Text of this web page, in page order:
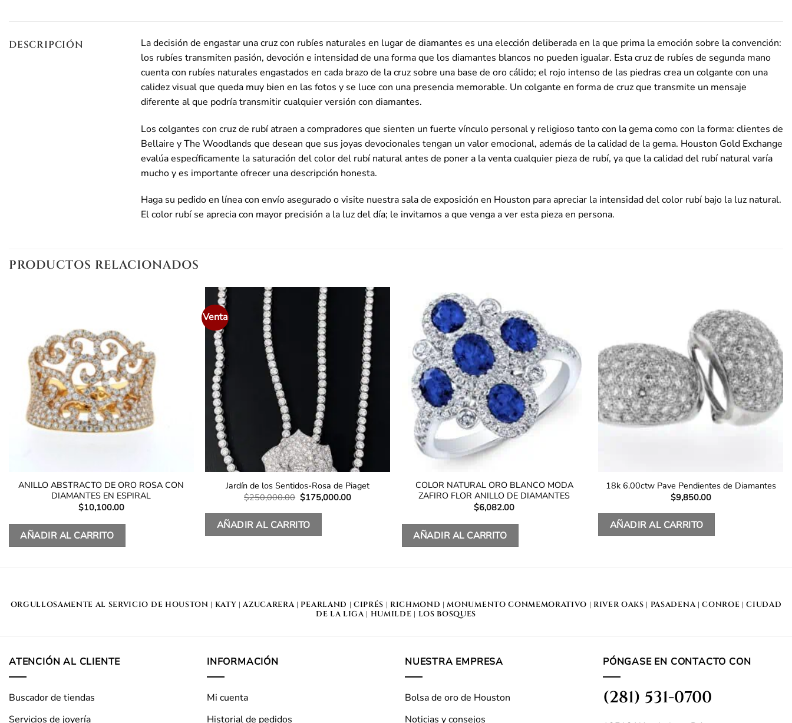
DESCRIPCIÓN
La decisión de engastar una cruz con rubíes naturales en lugar de diamantes es una elección deliberada en la que prima la emoción sobre la convención:
los rubíes transmiten pasión, devoción e intensidad de una forma que los diamantes blancos no pueden igualar. Esta cruz de rubíes de segunda mano
cuenta con rubíes naturales engastados en cada brazo de la cruz sobre una base de oro cálido; el rojo intenso de las piedras crea un colgante con una
calidez visual que queda muy bien en las fotos y se luce con una presencia memorable. Un colgante en forma de cruz que transmite un mensaje
diferente al que podría transmitir cualquier versión con diamantes.
Los colgantes con cruz de rubí atraen a compradores que sienten un fuerte vínculo personal y religioso tanto con la gema como con la forma: clientes de
Bellaire y The Woodlands que desean que sus joyas devocionales tengan un valor emocional, además de la calidad de la gema. Houston Gold Exchange
evalúa específicamente la saturación del color del rubí natural antes de poner a la venta cualquier pieza de rubí, ya que la calidad del rubí natural varía
mucho y es importante ofrecer una descripción honesta.
Haga su pedido en línea con envío asegurado o visite nuestra sala de exposición en Houston para apreciar la intensidad del color rubí bajo la luz natural.
El color rubí se aprecia con mayor precisión a la luz del día; le invitamos a que venga a ver esta pieza en persona.
PRODUCTOS RELACIONADOS
ANILLO ABSTRACTO DE ORO ROSA CON
DIAMANTES EN ESPIRAL
$10,100.00
AÑADIR AL CARRITO
Venta
Jardín de los Sentidos-Rosa de Piaget
$250,000.00 El
precio
original
era:
$250,000.00.
$175,000.00El
AÑADIR AL CARRITO
COLOR NATURAL ORO BLANCO MODA
ZAFIRO FLOR ANILLO DE DIAMANTES
$6,082.00
AÑADIR AL CARRITO
18k 6.00ctw Pave Pendientes de Diamantes
$9,850.00
AÑADIR AL CARRITO
ORGULLOSAMENTE AL SERVICIO DE HOUSTON | KATY |AZUCARERA | PEARLAND | CIPRÉS | RICHMOND |MONUMENTO CONMEMORATIVO | RIVER OAKS | PASADENA |CONROE |CIUDAD
DE LA LIGA | HUMILDE | LOS BOSQUES
ATENCIÓN AL CLIENTE
Buscador de tiendas
Servicios de joyería
INFORMACIÓN
Mi cuenta
Historial de pedidos
NUESTRA EMPRESA
Bolsa de oro de Houston
Noticias y consejos
PÓNGASE EN CONTACTO CON
(281) 531-0700